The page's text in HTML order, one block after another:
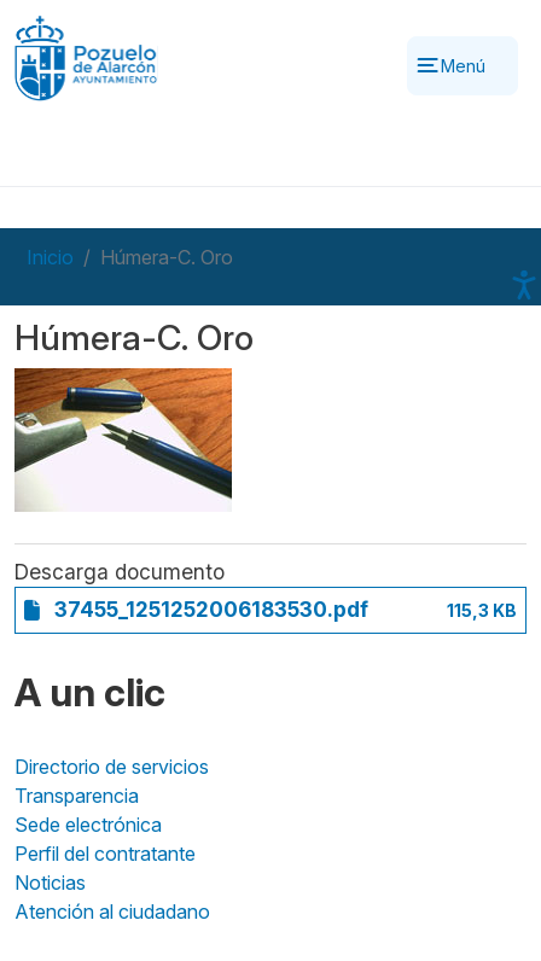
Pasar al contenido principal
Menú
Inicio Húmera-C. Oro
Húmera-C. Oro
Descarga documento
37455_1251252006183530.pdf
115,3 KB
A un clic
Directorio de servicios
Transparencia
Sede electrónica
Perfil del contratante
Noticias
Atención al ciudadano